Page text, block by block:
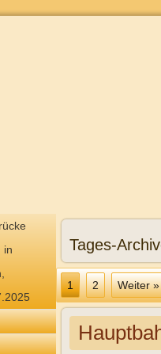
in
Tages-
1 2 Weiter »